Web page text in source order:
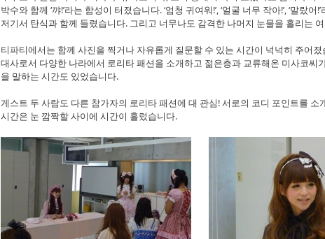
박수와 함께 ‘꺄!’라는 함성이 터졌습니다. ‘엄청 귀여워!’, ‘얼굴 너무 작아!’, ‘말랐어
저기서 탄식과 함께 들렸습니다. 그리고 너무나도 감격한 나머지 눈물을 흘리는
티파티에서는 함께 사진을 찍거나 자유롭게 질문할 수 있는 시간이 넉넉히 주어졌
대사로서 다양한 나라에서 로리타 패션을 소개하고 젊은층과 교류해온 미사코씨
을 말하는 시간도 있었습니다.
게스트 두 사람도 다른 참가자의 로리타 패션에 대 관심! 서로의 코디 포인트를 소
시간은 눈 깜짝할 사이에 시간이 흘렀습니다.